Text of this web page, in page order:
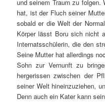
und seinem Traum zu folgen.
hat, ist der Fluch seiner
sobald er die Welt der
Körper lässt Boru sich nicht
Internatsschülerin, die den
Seine Mutter hat allerdings
Sohn zur Vernunft zu
hergerissen zwischen der
seiner Welt hineinzuziehen,
Denn auch ein Kater kann